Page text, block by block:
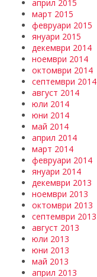
април 2015
март 2015
февруари 2015
януари 2015
декември 2014
ноември 2014
октомври 2014
септември 2014
август 2014
юли 2014
юни 2014
май 2014
април 2014
март 2014
февруари 2014
януари 2014
декември 2013
ноември 2013
октомври 2013
септември 2013
август 2013
юли 2013
юни 2013
май 2013
април 2013